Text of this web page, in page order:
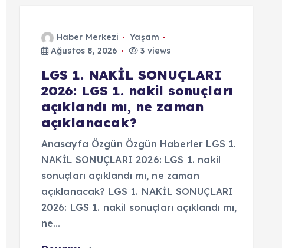
Haber Merkezi
Yaşam
Ağustos 8, 2026
3 views
LGS 1. NAKİL SONUÇLARI
2026: LGS 1. nakil sonuçları
açıklandı mı, ne zaman
açıklanacak?
Anasayfa Özgün Özgün Haberler LGS 1.
NAKİL SONUÇLARI 2026: LGS 1. nakil
sonuçları açıklandı mı, ne zaman
açıklanacak? LGS 1. NAKİL SONUÇLARI
2026: LGS 1. nakil sonuçları açıklandı mı,
ne…